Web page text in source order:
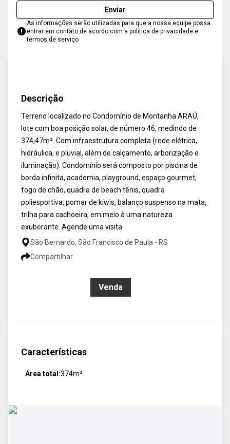
Enviar
As informações serão utilizadas para que a nossa equipe possa
entrar em contato de acordo com a política de privacidade e
termos de serviço
Descrição
Terreno localizado no Condomínio de Montanha ARAÚ,
lote com boa posição solar, de número 46, medindo de
374,47m². Com infraestrutura completa (rede elétrica,
hidráulica, e pluvial, além de calçamento, arborização e
iluminação). Condomínio será composto por piscina de
borda infinita, academia, playground, espaço gourmet,
fogo de chão, quadra de beach tênis, quadra
poliesportiva, pomar de kiwis, balanço suspenso na mata,
trilha para cachoeira, em meio à uma natureza
exuberante. Agende uma visita.
São Bernardo, São Francisco de Paula - RS
Compartilhar
Venda
Características
Área total:374m²